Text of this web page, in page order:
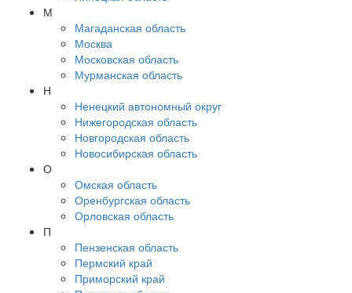
М
Магаданская область
Москва
Московская область
Мурманская область
Н
Ненецкий автономный округ
Нижегородская область
Новгородская область
Новосибирская область
О
Омская область
Оренбургская область
Орловская область
П
Пензенская область
Пермский край
Приморский край